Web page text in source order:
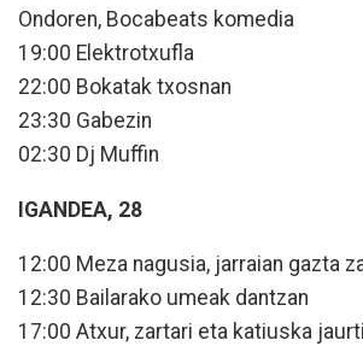
Ondoren, Bocabeats komedia
19:00 Elektrotxufla
22:00 Bokatak txosnan
23:30 Gabezin
02:30 Dj Muffin
IGANDEA, 28
12:00 Meza nagusia, jarraian gazta
12:30 Bailarako umeak dantzan
17:00 Atxur, zartari eta katiuska